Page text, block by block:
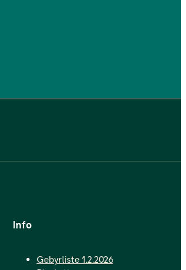
Info
Gebyrliste 1.2.2026